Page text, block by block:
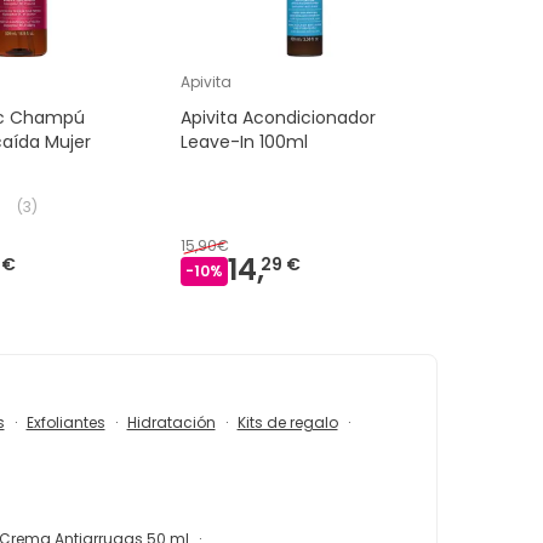
Champú
Mujer
(3)
€
Apivita
Apivita Acondicionador
Leave-In 100ml
15,90€
-10% 14,29 €
Exfoliantes Hidratación
Kits de regalo